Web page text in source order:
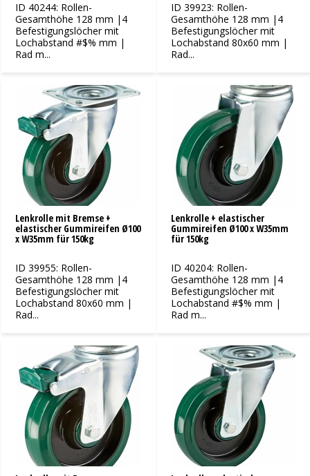
ID 40244: Rollen-
Gesamthöhe 128 mm |4
Befestigungslöcher mit
Lochabstand #$% mm |
Rad m...
ID 39923: Rollen-
Gesamthöhe 128 mm |4
Befestigungslöcher mit
Lochabstand 80x60 mm |
Rad...
Lenkrolle mit Bremse +
elastischer Gummireifen Ø100
x W35mm für 150kg
ID 39955: Rollen-
Gesamthöhe 128 mm |4
Befestigungslöcher mit
Lochabstand 80x60 mm |
Rad...
Lenkrolle + elastischer
Gummireifen Ø100 x W35mm
für 150kg
ID 40204: Rollen-
Gesamthöhe 128 mm |4
Befestigungslöcher mit
Lochabstand #$% mm |
Rad m...